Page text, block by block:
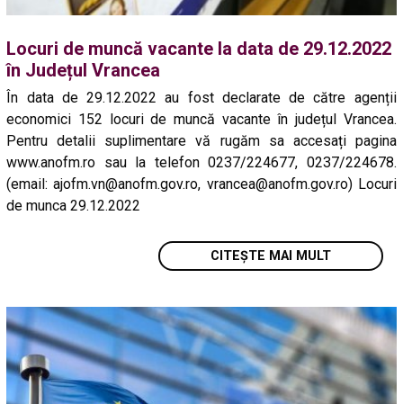
Locuri de muncă vacante la data de 29.12.2022
în Județul Vrancea
În data de 29.12.2022 au fost declarate de către agenții
economici 152 locuri de muncă vacante în județul Vrancea.
Pentru detalii suplimentare vă rugăm sa accesați pagina
www.anofm.ro sau la telefon 0237/224677, 0237/224678.
(email: ajofm.vn@anofm.gov.ro, vrancea@anofm.gov.ro) Locuri
de munca 29.12.2022
CITEȘTE MAI MULT